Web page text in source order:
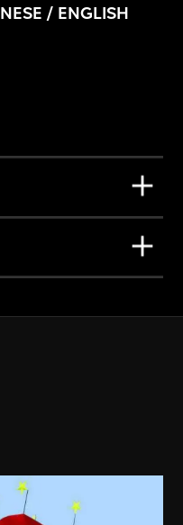
/ ENGLISH